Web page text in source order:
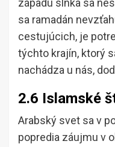
západu slnka sa
sa ramadán
cestujúcich, je
týchto krajín, ktorý
nachádza u nás,
2.6 Islamské
Arabský svet sa v
popredia záujmu v